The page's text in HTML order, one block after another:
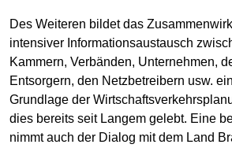
Des Weiteren bildet das
intensiver Informationsaustausch
Kammern, Verbänden, Unternehmen,
Entsorgern, den Netzbetreibern usw.
Grundlage der
dies bereits seit Langem gelebt. Eine
nimmt auch der Dialog mit dem Land